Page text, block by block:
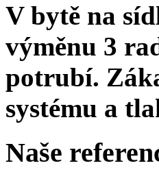
V bytě na
výměnu 3
potrubí.
systému a
Naše